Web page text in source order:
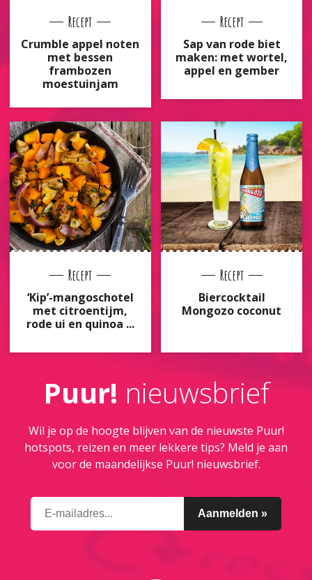
Recept
Crumble appel noten
met bessen
frambozen
moestuinjam
Recept
Sap van rode biet
maken: met wortel,
appel en gember
Recept
‘Kip’-mangoschotel
met citroentijm,
rode ui en quinoa ...
Recept
Biercocktail
Mongozo coconut
Puur! nieuwsbrief
Wil je op de hoogte blijven van de nieuwste Puur!
hotspots, reizen en meer lekkere tips? Meld je aan
voor de maandelijkse Puur! nieuwsbrief.